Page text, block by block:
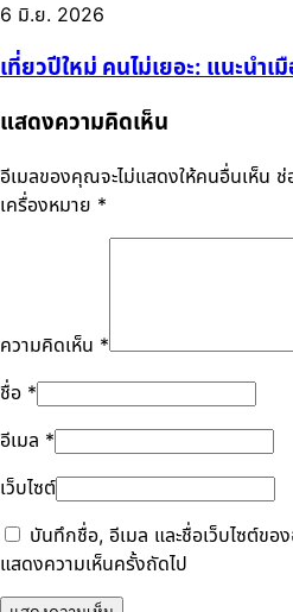
6 มิ.ย. 2026
เที่ยวปีใหม่ คนไม่เยอะ: แนะนำเ
แสดงความคิดเห็น
อีเมลของคุณจะไม่แสดงให้คนอื่นเห็น ช่
เครื่องหมาย *
ความคิดเห็น *
ชื่อ *
อีเมล *
เว็บไซต์
บันทึกชื่อ, อีเมล และชื่อเว็บไซต์ขอ
แสดงความเห็นครั้งถัดไป